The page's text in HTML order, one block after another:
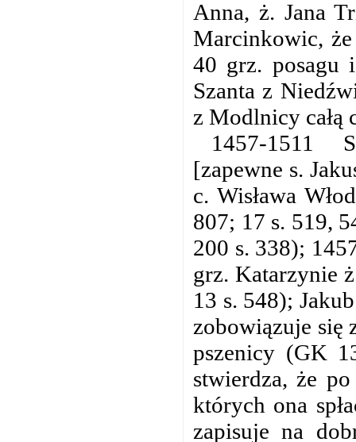
Anna, ż. Jana
Marcinkowic,
40 grz. posagu
Szanta z
z Modlnicy całą
1457-1511
[zapewne s.
c. Wisława
807; 17 s. 519,
200 s. 338);
grz. Katarzynie
13 s. 548);
zobowiązuje się
pszenicy (GK
stwierdza, że
których ona
zapisuje na